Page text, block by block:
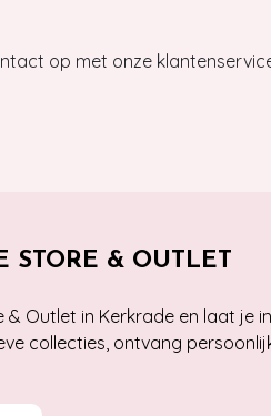
op met onze
STORE & OUTLET
& Outlet in Kerkrade en laat je
collecties, ontvang